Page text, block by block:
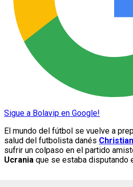
Sigue a Bolavip en Google!
El mundo del fútbol se vuelve a
salud del futbolista danés
sufrir un colpaso en el partido
Ucrania que se estaba disputando